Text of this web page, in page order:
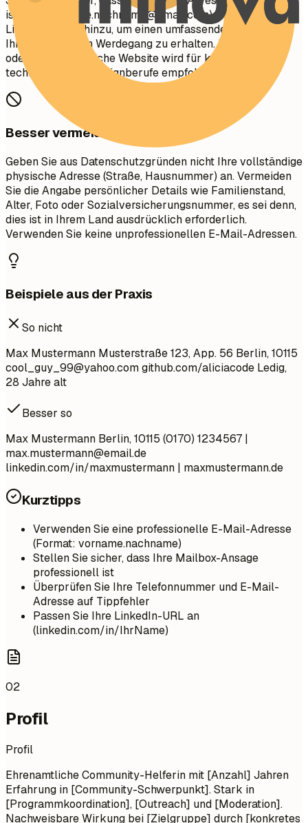
ist (z. B.
vorname.nachname@gmail.com). Fügen Sie Ihr
LinkedIn-Profil hinzu, um einen umfassenden Einblick in
Ihren beruflichen Werdegang zu erhalten. Ein Portfolio
oder eine persönliche Website wird für kreative,
technische oder Designberufe empfohlen.
Besser vermeiden
Geben Sie aus Datenschutzgründen nicht Ihre vollständige
physische Adresse (Straße, Hausnummer) an. Vermeiden
Sie die Angabe persönlicher Details wie Familienstand,
Alter, Foto oder Sozialversicherungsnummer, es sei denn,
dies ist in Ihrem Land ausdrücklich erforderlich.
Verwenden Sie keine unprofessionellen E-Mail-Adressen.
Beispiele aus der Praxis
So nicht
Max Mustermann Musterstraße 123, App. 56 Berlin, 10115
cool_guy_99@yahoo.comgithub.com/aliciacode Ledig,
28 Jahre alt
Besser so
Max Mustermann Berlin, 10115 (0170) 1234567 |
max.mustermann@email.de
linkedin.com/in/maxmustermann | maxmustermann.de
Kurztipps
Verwenden Sie eine professionelle E-Mail-Adresse
(Format: vorname.nachname)
Stellen Sie sicher, dass Ihre Mailbox-Ansage
professionell ist
Überprüfen Sie Ihre Telefonnummer und E-Mail-
Adresse auf Tippfehler
Passen Sie Ihre LinkedIn-URL an
(linkedin.com/in/IhrName)
02
Profil
Profil
Ehrenamtliche Community-Helferin mit [Anzahl] Jahren
Erfahrung in [Community-Schwerpunkt]. Stark in
[Programmkoordination], [Outreach] und [Moderation].
Nachweisbare Wirkung bei [Zielgruppe] durch [konkretes